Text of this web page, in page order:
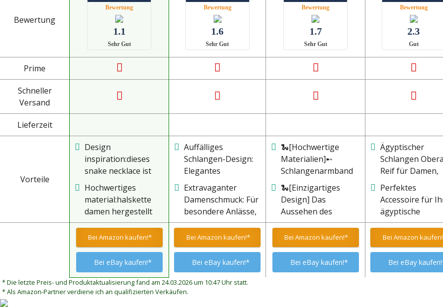
Bewertung
Bewertung
1.1
Sehr Gut
Bewertung
1.6
Sehr Gut
Bewertung
1.7
Sehr Gut
Bewertung
2.3
Gut
Prime
Schneller
Versand
Lieferzeit
Vorteile
Design
inspiration:dieses
snake necklace ist
von der legendären
medusa mit der
geheimnisvollen
farbe in der antiken
mythologie inspiriert
und ist ein symbol
für stärke und
mut,das tragen
dieses the serpent
queen silber kette
Hochwertiges
material:halskette
damen hergestellt
aus hochwertiger
legierung,bleifrei,nickelfrei
und
hypoallergen,langlebiges
material sorgt für
langanhaltenden
tragekomfort,glatt
Auffälliges
Schlangen-Design:
Elegantes
Fingerarmband in
Form einer
goldenen Schlange,
das sich kunstvoll
um den Arm windet
und am Finger endet
Extravaganter
Damenschmuck: Für
besondere Anlässe,
Kostüme,
Mottopartys oder
als Highlight zu
eleganten Outfits
🐍[Hochwertige
Materialien]➸
Schlangenarmband
aus Edelstahl. Es
zeichnet sich durch
eine hohe
Korrosionsbeständigkeit,
Antioxidationseigenschaften,
eine geringe
Neigung zur
Verformung und
🐍[Einzigartiges
Design] Das
Aussehen des
Armbands ist von der
Schlange inspiriert,
die Schlange ist ein
sehr spirituelles,
weises Tier, modisch
Ägyptischer
Schlangen
Reif für Damen,
Elegantes
Accessoire zu
Kostüm
Perfektes
Accessoire für
ägyptische
Verkleidung
Bei Amazon kaufen!*
Bei eBay kaufen!*
Bei Amazon kaufen!*
Bei eBay kaufen!*
Bei Amazon kaufen!*
Bei eBay kaufen!*
Bei Amazon
Bei eBay
* Die letzte Preis- und Produktaktualisierung fand am 24.03.2026 um 10:47 Uhr statt.
* Als Amazon-Partner verdiene ich an qualifizierten Verkäufen.